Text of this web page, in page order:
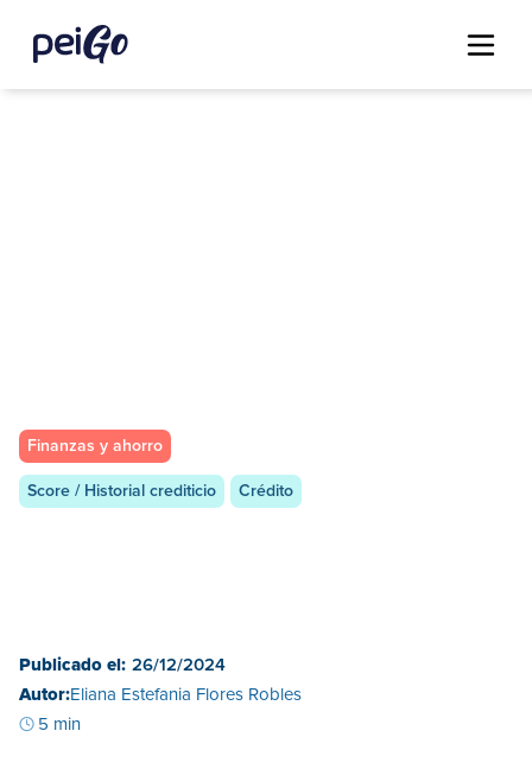
Finanzas y ahorro
Score / Historial crediticio Crédito
Publicado el: 26/12/2024
Autor:Eliana Estefania Flores Robles
5 min